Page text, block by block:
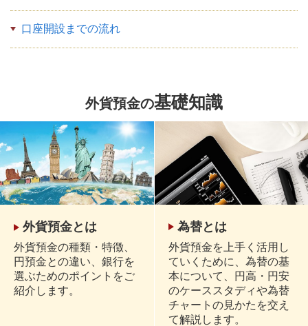
口座開設までの流れ
外貨預金の基礎知識
外貨預金とは
外貨預金の種類・特徴、
円預金との違い、銀行を
選ぶためのポイントをご
紹介します。
為替とは
外貨預金を上手く活用し
ていくために、為替の基
本について、円高・円安
のケーススタディや為替
チャートの見かたを交え
て解説します。